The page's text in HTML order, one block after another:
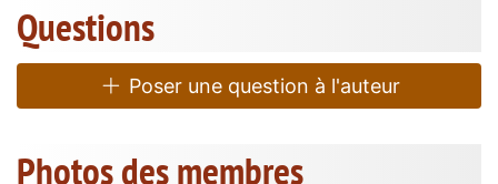
Questions
Poser une question à l'auteur
Photos des membres